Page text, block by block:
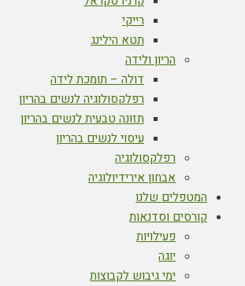
רייקי
תטא הילינג
הריון ולידה
דולה – תומכת לידה
רפלקסולוגיה לנשים בהריון
תזונה טבעית לנשים בהריון
עיסוי לנשים בהריון
רפלקסולוגיה
אבחון אירידיולוגיה
המטפלים שלנו
קורסים וסדנאות
פעילויות
יוגה
ימי גיבוש לקבוצות